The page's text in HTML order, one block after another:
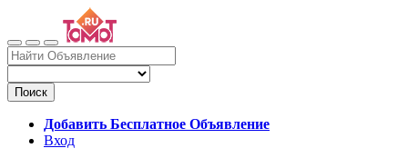
Поиск
Добавить Бесплатное Объявление
Вход